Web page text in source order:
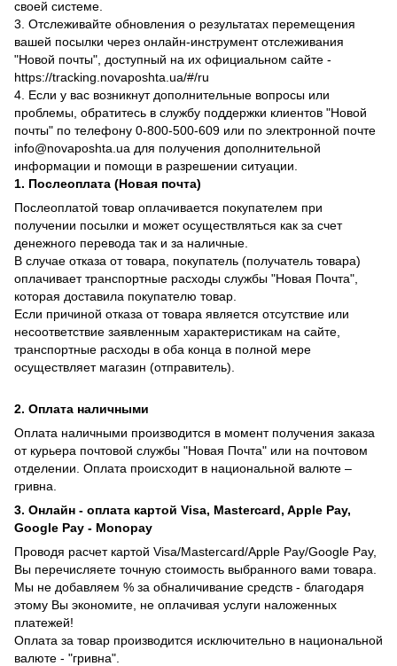
своей системе.
3. Отслеживайте обновления о результатах перемещения
вашей посылки через онлайн-инструмент отслеживания
"Новой почты", доступный на их официальном сайте -
https://tracking.novaposhta.ua/#/ru
4. Если у вас возникнут дополнительные вопросы или
проблемы, обратитесь в службу поддержки клиентов "Новой
почты" по телефону 0-800-500-609 или по электронной почте
info@novaposhta.ua для получения дополнительной
информации и помощи в разрешении ситуации.
1. Послеоплата (Новая почта)
Послеоплатой товар оплачивается покупателем при
получении посылки и может осуществляться как за счет
денежного перевода так и за наличные.
В случае отказа от товара, покупатель (получатель товара)
оплачивает транспортные расходы службы "Новая Почта",
которая доставила покупателю товар.
Если причиной отказа от товара является отсутствие или
несоответствие заявленным характеристикам на сайте,
транспортные расходы в оба конца в полной мере
осуществляет магазин (отправитель).
2. Оплата наличными
Оплата наличными производится в момент получения заказа
от курьера почтовой службы "Новая Почта" или на почтовом
отделении. Оплата происходит в национальной валюте –
гривна.
3. Онлайн - оплата картой Visa, Mastercard, Apple Pay,
Google Pay - Monopay
Проводя расчет картой Visa/Mastercard/Apple Pay/Google Pay,
Вы перечисляете точную стоимость выбранного вами товара.
Мы не добавляем % за обналичивание средств - благодаря
этому Вы экономите, не оплачивая услуги наложенных
платежей!
Оплата за товар производится исключительно в национальной
валюте - "гривна".